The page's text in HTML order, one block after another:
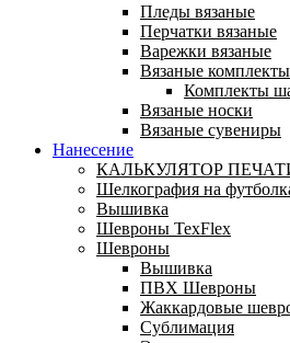
Пледы вязаные
Перчатки вязаные
Варежки вязаные
Вязаные комплекты
Комплекты
Вязаные носки
Вязаные сувениры
Нанесение
КАЛЬКУЛЯТОР
Шелкография на
Вышивка
Шевроны TexFlex
Шевроны
Вышивка
ПВХ Шевроны
Жаккардовые
Сублимация